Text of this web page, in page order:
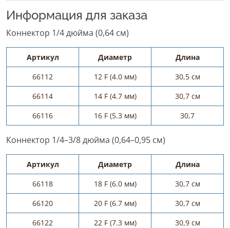
Информация для заказа
Коннектор 1/4 дюйма (0,64 см)
Артикул Диаметр
Длина
66112
12 F (4.0 мм)
30,5 см
66114
14 F (4.7 мм)
30,7 см
66116
16 F (5.3 мм) 30,7
Коннектор 1/4–3/8 дюйма (0,64–0,95 см)
Артикул Диаметр
Длина
66118
18 F (6.0 мм)
30,7 см
66120
20 F (6.7 мм)
30,7 см
66122
22 F (7.3 мм)
30,9 см